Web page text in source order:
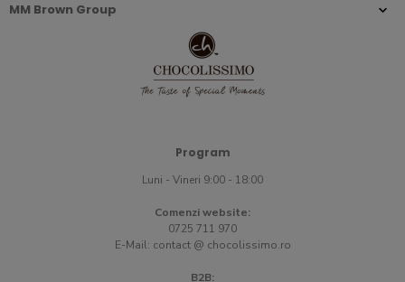
MM Brown Group
Program
Luni - Vineri 9:00 - 18:00
Comenzi website:
0725 711 970
E-Mail: contact @ chocolissimo.ro
B2B: